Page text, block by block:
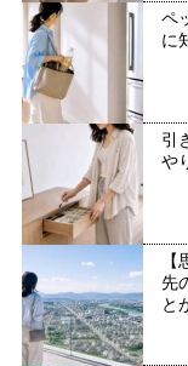
ペ
に
引
や
先
と